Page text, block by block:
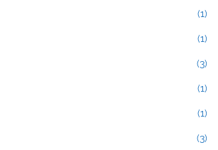
(1)
(1)
(3)
(1)
(1)
(3)